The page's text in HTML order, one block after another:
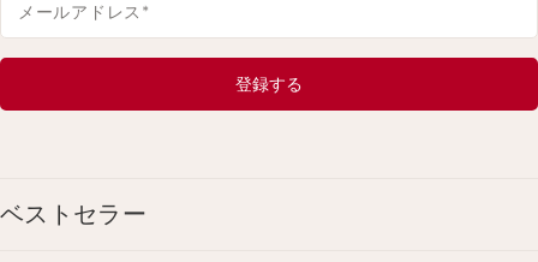
メールアドレス *
登録する
ベストセラー